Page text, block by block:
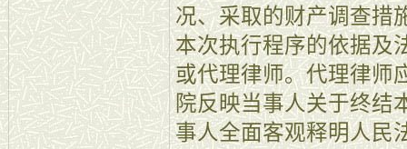
况、采取的财产调查措
本次执行程序的依据及
或代理律师。代理律师
院反映当事人关于终结
事人全面客观释明人民